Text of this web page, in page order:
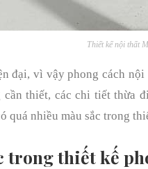
Thiết kế nội thất
đại, vì vậy phong cách
thiết, các chi tiết thừa
quá nhiều màu sắc trong
trong thiết kế